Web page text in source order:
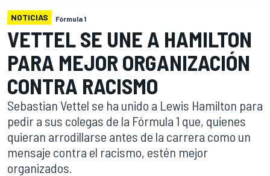
NOTICIAS Fórmula 1
VETTEL SE UNE A HAMILTON
PARA MEJOR ORGANIZACIÓN
CONTRA RACISMO
Sebastian Vettel se ha unido a Lewis Hamilton para
pedir a sus colegas de la Fórmula 1 que, quienes
quieran arrodillarse antes de la carrera como un
mensaje contra el racismo, estén mejor
organizados.